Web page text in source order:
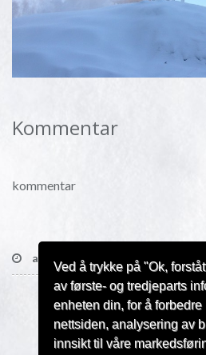
Kommentar
kommentar
aug 5, 2015 Snølegging
Ved å trykke på "Ok,
av første- og tredjeparts
enheten din, for å
nettsiden, analysering av
innsikt til våre